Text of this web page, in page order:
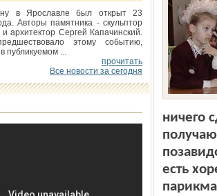
в Ярославле был открыт 23
Авторы памятника - скульптор
архитектор Сергей Капачинский.
этому событию,
публикуемом ...
прочитать
Все новости за сегодня
ничего
есть